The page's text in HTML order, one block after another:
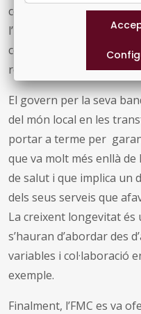
consellera Pané va
l’FMC i el CSS i va
conjuntament,
rellevants reptes que
El govern per la seva
del món local en les
portar a terme per
que va molt més enllà de
de salut i que implica un
dels seus serveis que
La creixent longevitat és
s’hauran d’abordar des
variables i col·laboració
exemple.
Finalment, l’FMC es va